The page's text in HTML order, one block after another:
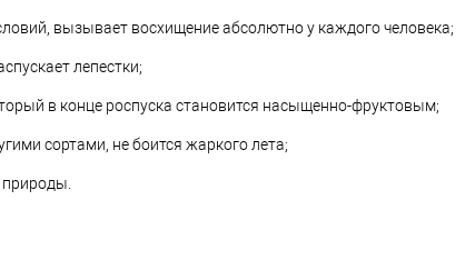
вызывает восхищение абсолютно у каждого человека;
лепестки;
в конце роспуска становится насыщенно-фруктовым;
сортами, не боится жаркого лета;